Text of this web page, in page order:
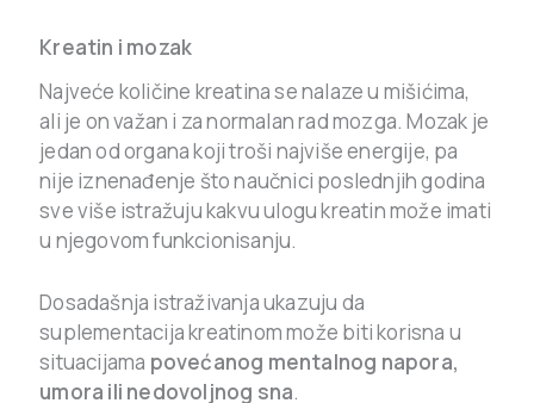
Kreatin i mozak
Najveće količine kreatina se nalaze u mišićima,
ali je on važan i za normalan rad mozga. Mozak je
jedan od organa koji troši najviše energije, pa
nije iznenađenje što naučnici poslednjih godina
sve više istražuju kakvu ulogu kreatin može imati
u njegovom funkcionisanju.
Dosadašnja istraživanja ukazuju da
suplementacija kreatinom može biti korisna u
situacijama povećanog mentalnog napora,
umora ili nedovoljnog sna.